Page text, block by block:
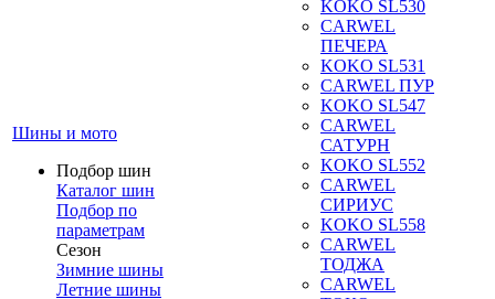
Шины и мото
Подбор шин
Каталог шин
Подбор по
параметрам
Сезон
Зимние шины
Летние шины
KOKO SL530
CARWEL
ПЕЧЕРА
KOKO SL531
CARWEL ПУР
KOKO SL547
CARWEL
САТУРН
KOKO SL552
CARWEL
СИРИУС
KOKO SL558
CARWEL
ТОДЖА
CARWEL